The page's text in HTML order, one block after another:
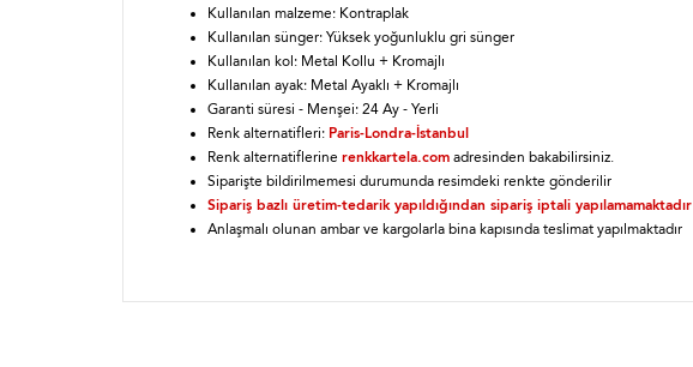
Kullanılan malzeme: Kontraplak
Kullanılan sünger: Yüksek yoğunluklu gri sünger
Kullanılan kol: Metal Kollu + Kromajlı
Kullanılan ayak: Metal Ayaklı + Kromajlı
Garanti süresi - Menşei: 24 Ay - Yerli
Renk alternatifleri: Paris-Londra-İstanbul
Renk alternatiflerine renkkartela.com adresinden bakabilirsiniz.
Siparişte bildirilmemesi durumunda resimdeki renkte gönderilir
Sipariş bazlı üretim-tedarik yapıldığından sipariş iptali yapılamamaktadır
Anlaşmalı olunan ambar ve kargolarla bina kapısında teslimat yapılmaktadır